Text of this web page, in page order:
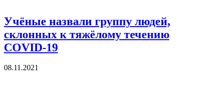
Учёные назвали группу людей,
склонных к тяжёлому течению
COVID-19
08.11.2021